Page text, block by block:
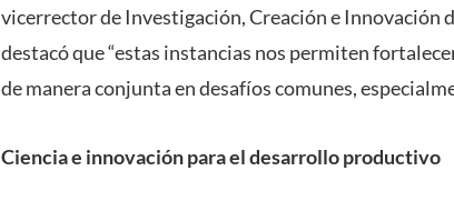
vicerrector de Investigación, Creación e Innovación
destacó que “estas instancias nos permiten
de manera conjunta en desafíos comunes,
Ciencia e innovación para el desarrollo productivo